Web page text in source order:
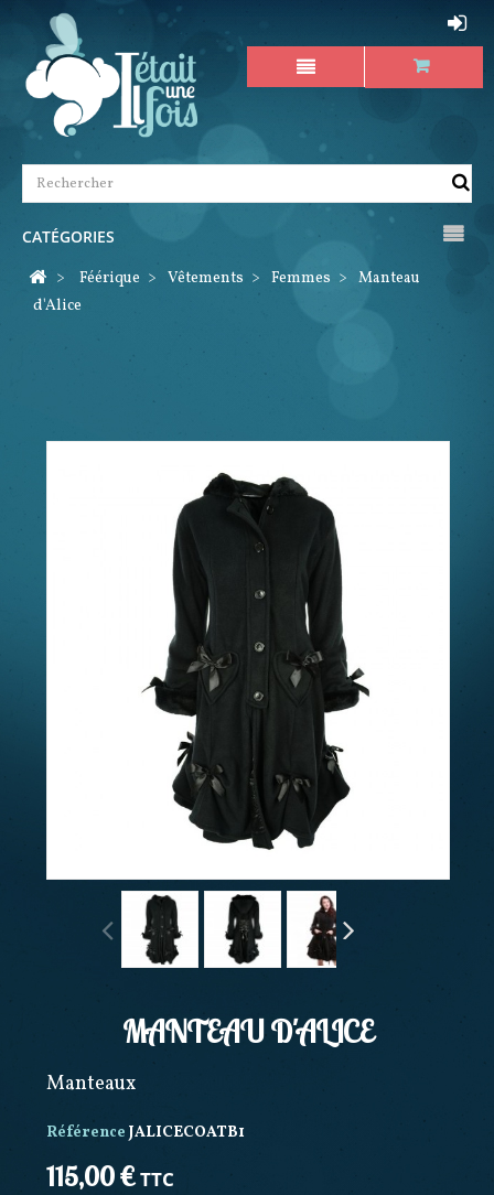
CATÉGORIES
>
Féérique > Vêtements > Femmes > Manteau
d'Alice
MANTEAU D'ALICE
Manteaux
Référence JALICECOATB1
115,00 €TTC